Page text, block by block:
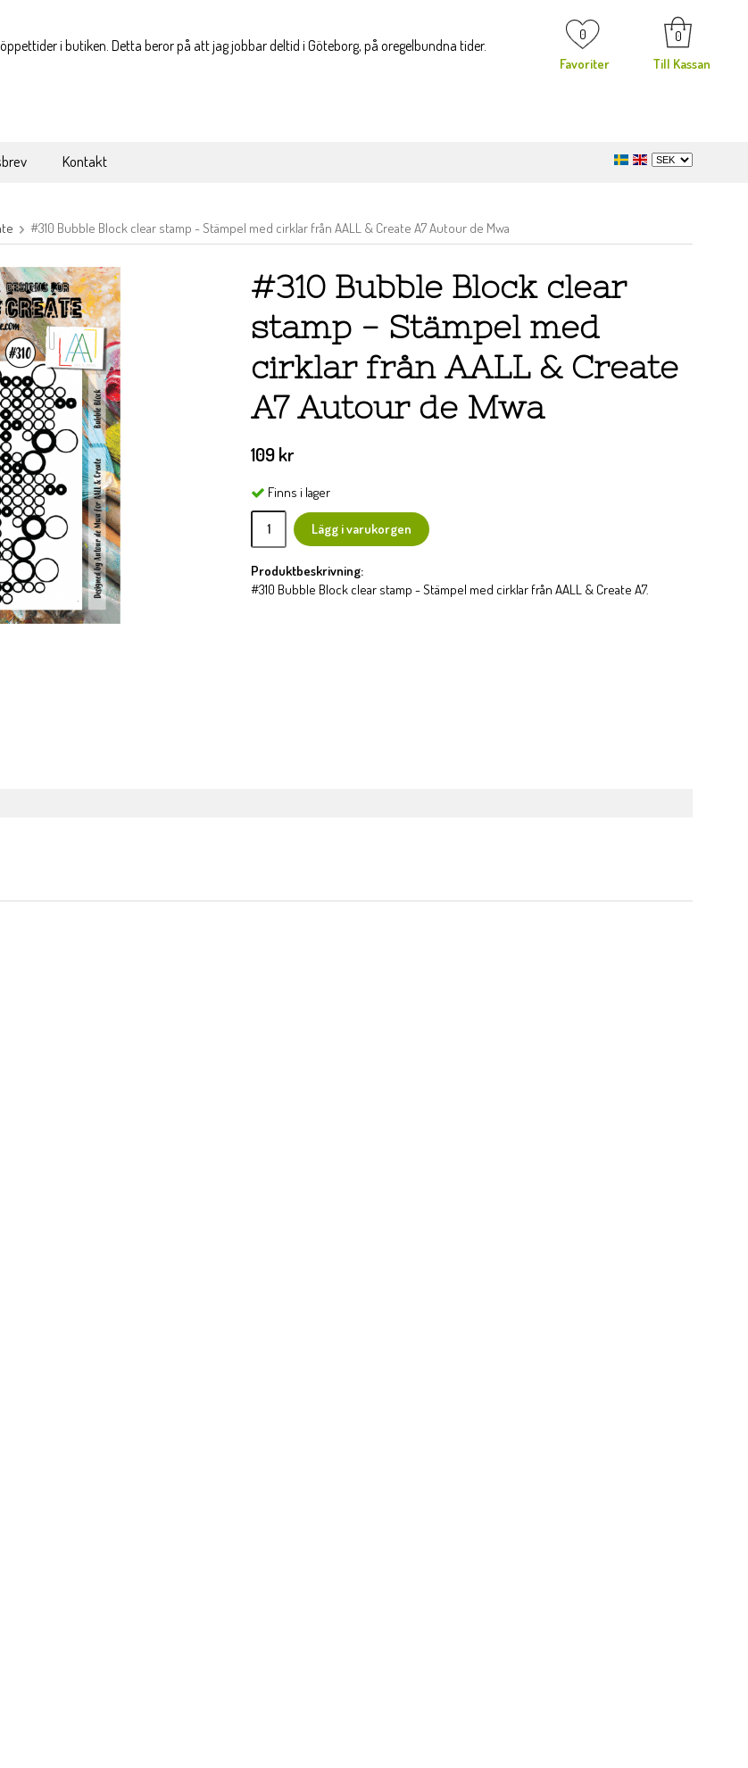
0
Favoriter
0
Till Kassan
i butiken. Detta beror på att jag jobbar deltid i Göteborg, på oregelbundna tider.
Kontakt
#310 Bubble Block clear stamp - Stämpel med cirklar från AALL & Create A7 Autour de Mwa
#310 Bubble Block clear
stamp - Stämpel med
cirklar från AALL & Create
A7 Autour de Mwa
109 kr
Finns i lager
Lägg i varukorgen
Produktbeskrivning:
#310 Bubble Block clear stamp - Stämpel med cirklar från AALL & Create A7.